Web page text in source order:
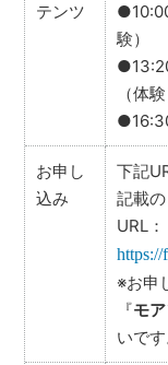
テンツ
験）
（体験
お申し
込み
下記
記載
URL：
※お申
『モ
いです